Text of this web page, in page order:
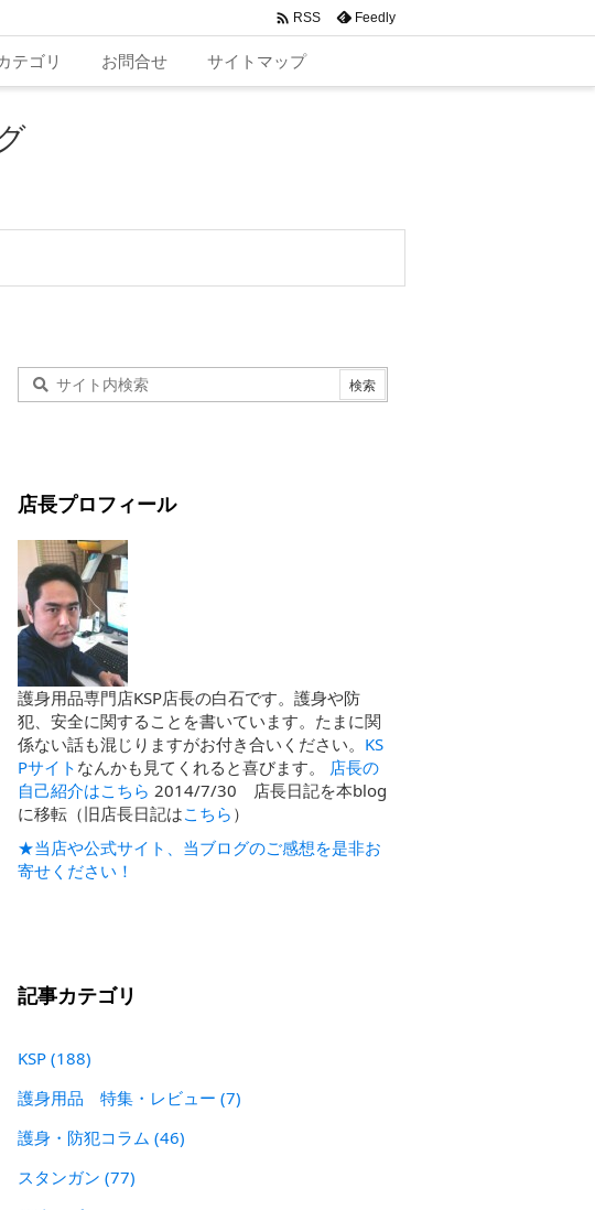
テゴリ お問合せ サイトマップ
 RSS Feedly
店長プロフィール
護身用品専門店KSP店長の白石です。護身や防
犯、安全に関することを書いています。たまに関
係ない話も混じりますがお付き合いください。 KS
Pサイト なんかも見てくれると喜びます。 店長の
自己紹介はこちら 2014/7/30 店長日記を本blog
に移転（旧店長日記はこちら ）
★当店や公式サイト、当ブログのご感想を是非お
寄せください！
記事カテゴリ
KSP (188)
護身用品 特集・レビュー (7)
護身・防犯コラム (46)
スタンガン (77)